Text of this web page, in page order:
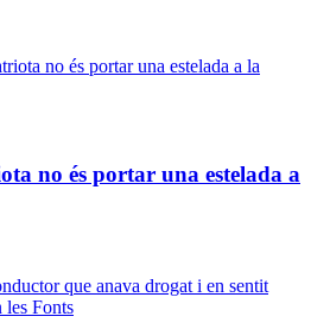
no és portar una estelada a